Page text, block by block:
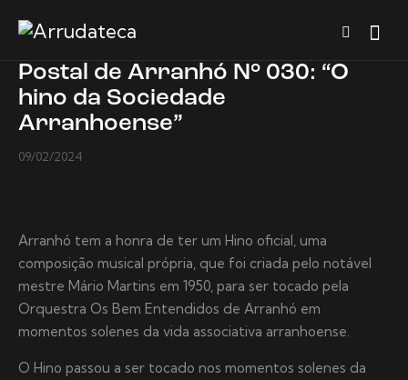
Postal de Arranhó N° 030: “O
hino da Sociedade
Arranhoense”
09/02/2024
Arranhó tem a honra de ter um Hino oficial, uma
composição musical própria, que foi criada pelo notável
mestre Mário Martins em 1950, para ser tocado pela
Orquestra Os Bem Entendidos de Arranhó em
momentos solenes da vida associativa arranhoense.
O Hino passou a ser tocado nos momentos solenes da